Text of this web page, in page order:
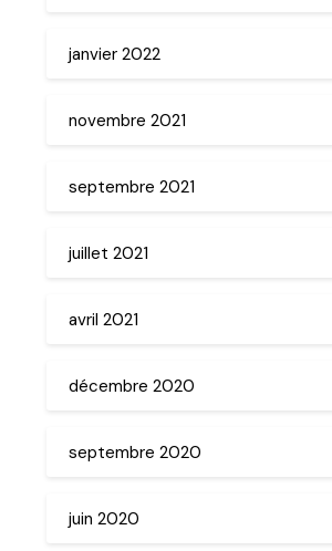
janvier 2022
novembre 2021
septembre 2021
juillet 2021
avril 2021
décembre 2020
septembre 2020
juin 2020